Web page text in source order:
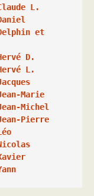
L.
et
D.
L.
Marie
Michel
Pierre